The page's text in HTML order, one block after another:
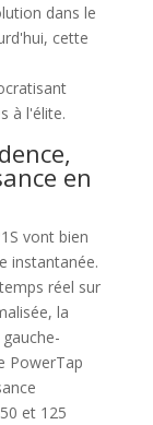
dans le
cette
à l'élite.
en
vont bien
instantanée.
réel sur
la
PowerTap
et 125